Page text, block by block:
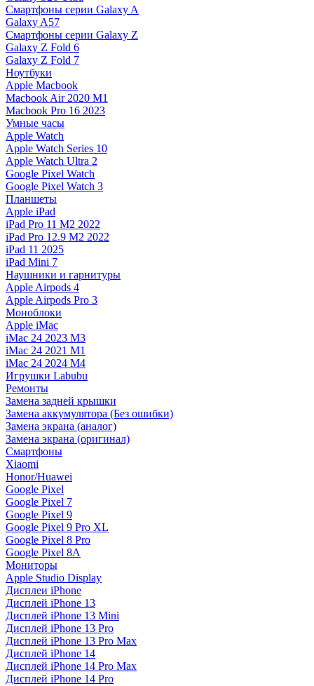
Смартфоны серии Galaxy A
Galaxy A57
Смартфоны серии Galaxy Z
Galaxy Z Fold 6
Galaxy Z Fold 7
Ноутбуки
Apple Macbook
Macbook Air 2020 M1
Macbook Pro 16 2023
Умные часы
Apple Watch
Apple Watch Series 10
Apple Watch Ultra 2
Google Pixel Watch
Google Pixel Watch 3
Планшеты
Apple iPad
iPad Pro 11 M2 2022
iPad Pro 12.9 M2 2022
iPad 11 2025
iPad Mini 7
Наушники и гарнитуры
Apple Airpods 4
Apple Airpods Pro 3
Моноблоки
Apple iMac
iMac 24 2023 M3
iMac 24 2021 M1
iMac 24 2024 M4
Игрушки Labubu
Ремонты
Замена задней крышки
Замена аккумулятора (Без ошибки)
Замена экрана (аналог)
Замена экрана (оригинал)
Смартфоны
Xiaomi
Honor/Huawei
Google Pixel
Google Pixel 7
Google Pixel 9
Google Pixel 9 Pro XL
Google Pixel 8 Pro
Google Pixel 8A
Мониторы
Apple Studio Display
Дисплеи iPhone
Дисплей iPhone 13
Дисплей iPhone 13 Mini
Дисплей iPhone 13 Pro
Дисплей iPhone 13 Pro Max
Дисплей iPhone 14
Дисплей iPhone 14 Pro Max
Дисплей iPhone 14 Pro